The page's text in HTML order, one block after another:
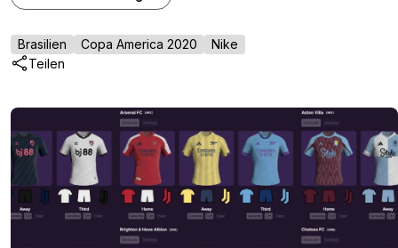
Brasilien Copa America 2020
Nike
Teilen